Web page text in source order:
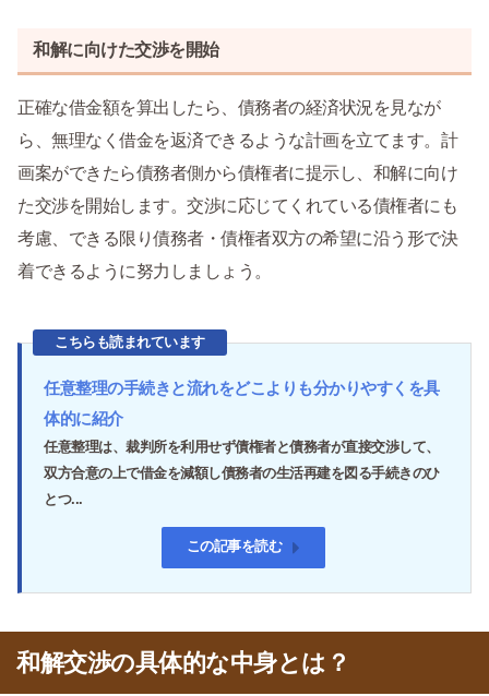
和解に向けた交渉を開始
正確な借金額を算出したら、債務者の経済状況を見なが
ら、無理なく借金を返済できるような計画を立てます。計
画案ができたら債務者側から債権者に提示し、和解に向け
た交渉を開始します。交渉に応じてくれている債権者にも
考慮、できる限り債務者・債権者双方の希望に沿う形で決
着できるように努力しましょう。
こちらも読まれています
任意整理の手続きと流れをどこよりも分かりやすくを具
体的に紹介
任意整理は、裁判所を利用せず債権者と債務者が直接交渉して、
双方合意の上で借金を減額し債務者の生活再建を図る手続きのひ
とつ...
この記事を読む
和解交渉の具体的な中身とは？